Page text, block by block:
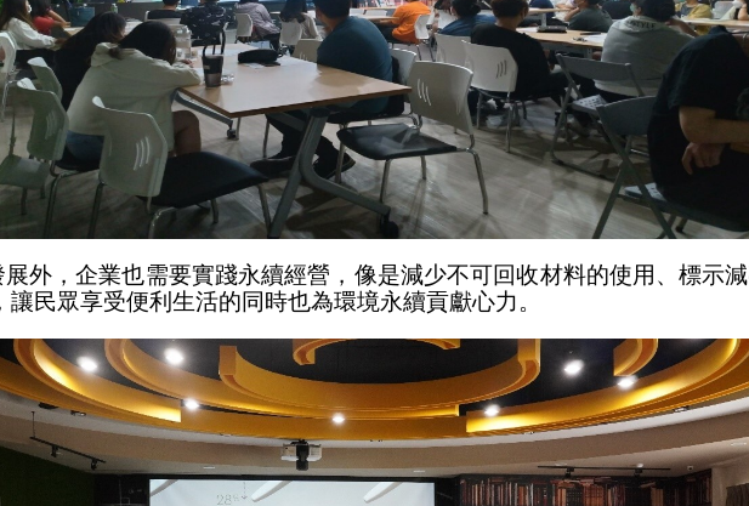
外，企業也需要實踐永續經營，像是減少不可回收材料的使用、標示
民眾享受便利生活的同時也為環境永續貢獻心力。